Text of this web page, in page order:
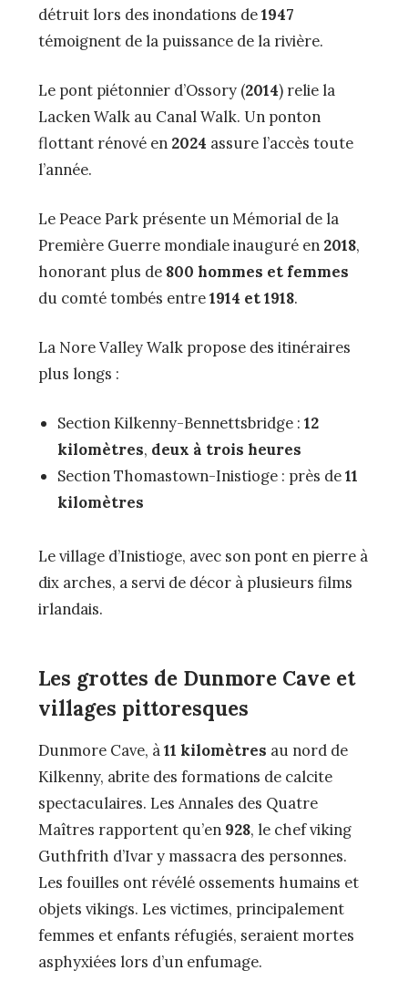
détruit lors des inondations de1947
témoignent de la puissance de la rivière.
Le pont piétonnier d’Ossory (2014) relie la
Lacken Walk au Canal Walk. Un ponton
flottant rénové en 2024 assure l’accès toute
l’année.
Le Peace Park présente un Mémorial de la
Première Guerre mondiale inauguré en 2018,
honorant plus de 800 hommes et femmes
du comté tombés entre1914 et 1918.
La Nore Valley Walk propose des itinéraires
plus longs :
Section Kilkenny-Bennettsbridge : 12
kilomètres, deux à trois heures
Section Thomastown-Inistioge : près de11
kilomètres
Le village d’Inistioge, avec son pont en pierre à
dix arches, a servi de décor à plusieurs films
irlandais.
Les grottes de Dunmore Cave et
villages pittoresques
Dunmore Cave, à11 kilomètres au nord de
Kilkenny, abrite des formations de calcite
spectaculaires. Les Annales des Quatre
Maîtres rapportent qu’en 928, le chef viking
Guthfrith d’Ivar y massacra des personnes.
Les fouilles ont révélé ossements humains et
objets vikings. Les victimes, principalement
femmes et enfants réfugiés, seraient mortes
asphyxiées lors d’un enfumage.